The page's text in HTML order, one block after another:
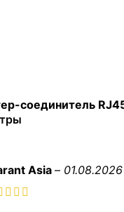
соединитель
Asia – 01.08.2026